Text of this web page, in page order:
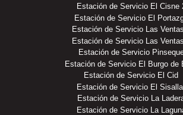
Estación de Servicio El Cisne
Estación de Servicio El
Estación de Servicio Las
Estación de Servicio Las
Estación de Servicio
Estación de Servicio El Burgo de
Estación de Servicio El Cid
Estación de Servicio El
Estación de Servicio La
Estación de Servicio La